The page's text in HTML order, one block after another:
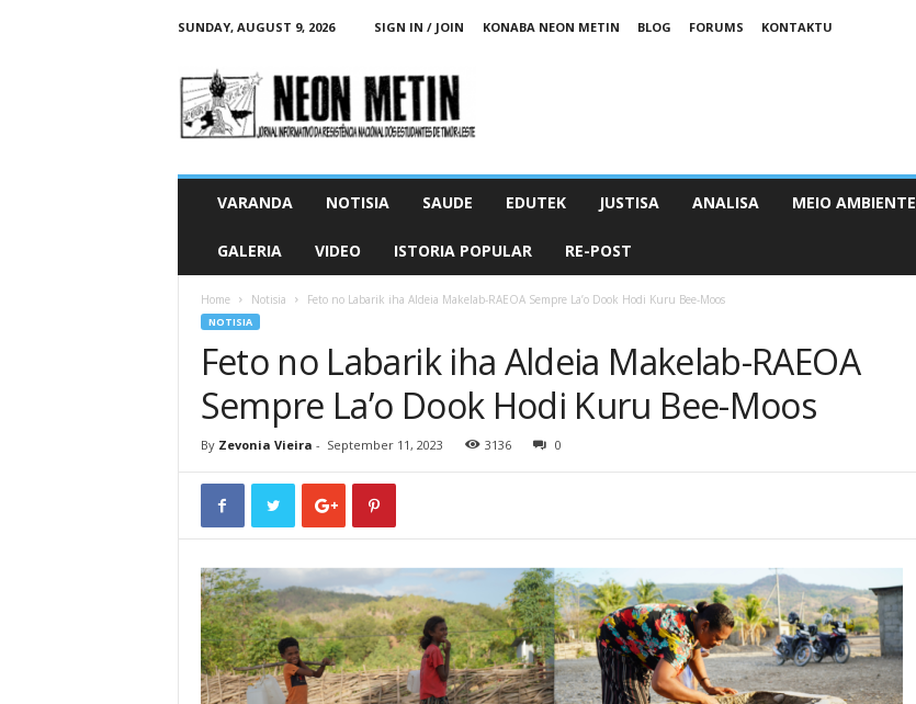
SUNDAY, AUGUST 9, 2026 SIGN IN / JOIN KONABA NEON METIN BLOG FORUMS
KONTAKTU
e
o
n
M
VARANDA NOTISIA SAUDE EDUTEK JUSTISA ANALISA MEIO AMBIENTE
GALERIA VIDEO ISTORIA POPULAR RE-POST
Home Notisia Feto no Labarik iha Aldeia Makelab-RAEOA Sempre La’o Dook Hodi Kuru Bee-Moos
NOTISIA
Feto no Labarik iha Aldeia Makelab-RAEOA
Sempre La’o Dook Hodi Kuru Bee-Moos
By Zevonia Vieira - September 11, 2023 3136 0